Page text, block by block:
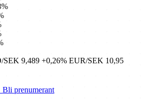
SEK 9,489 +0,26% EUR/SEK 10,95
Bli prenumerant